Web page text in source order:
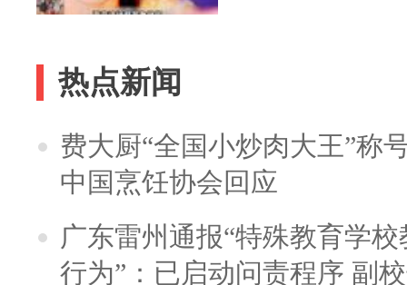
热点新闻
费大厨“全国小炒肉大王”称
中国烹饪协会回应
广东雷州通报“特殊教育学
行为”：已启动问责程序 副